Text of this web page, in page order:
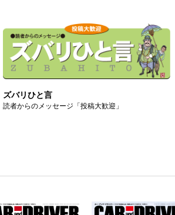
ズバリひと言
読者からのメッセージ「投稿大歓迎」